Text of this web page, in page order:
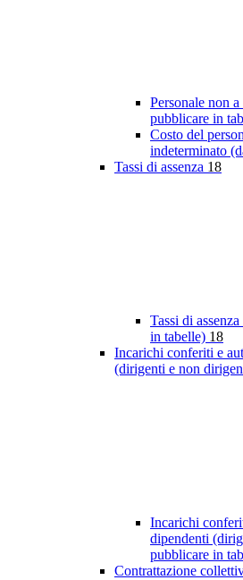
Personale non
pubblicare in
Costo del
indeterminato
Tassi di assenza 18
Tassi di
in tabelle) 18
Incarichi conferiti e
(dirigenti e non
Incarichi
dipendenti
pubblicare in
Contrattazione